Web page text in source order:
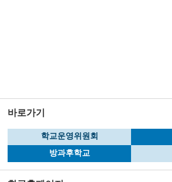
바로가기
학교운영위원회
방과후학교